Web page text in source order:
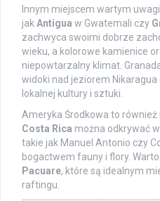
Innym miejscem wartym
jak Antigua w Gwatemali czy
zachwyca swoimi dobrze
wieku, a kolorowe kamienice
niepowtarzalny klimat.
widoki nad jeziorem
lokalnej kultury i sztuki.
Ameryka Środkowa to również
Costa Rica można odkrywać
takie jak Manuel Antonio czy
bogactwem fauny i flory.
Pacuare, które są idealnym
raftingu.